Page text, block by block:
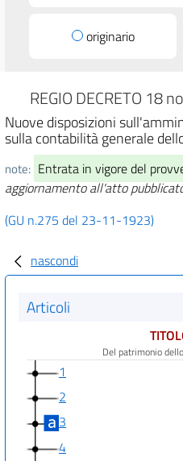
originario
REGIO DECRETO 18
Nuove disposizioni
sulla contabilità generale
note: Entrata in vigore del
aggiornamento all'atto
(GU n.275 del 23-11-1923)
nascondi
Articoli
Del patrimonio
1
2
3
4